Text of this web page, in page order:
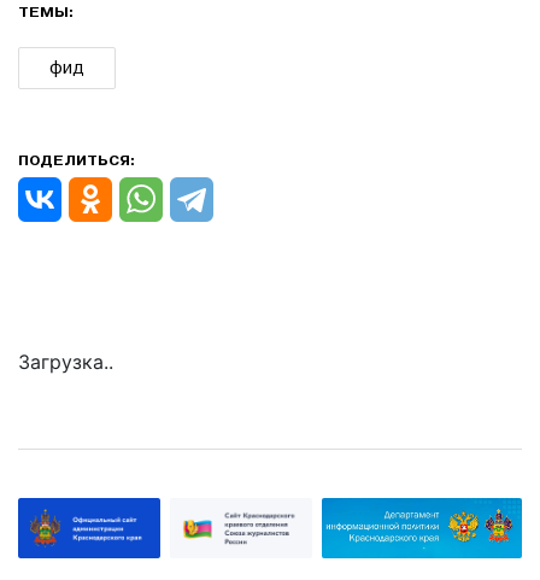
ТЕМЫ:
фид
ПОДЕЛИТЬСЯ:
Загрузка..